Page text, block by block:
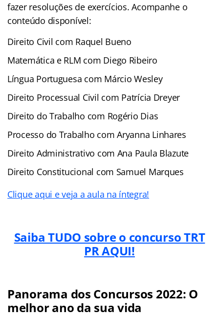
fazer resoluções de exercícios. Acompanhe o
conteúdo disponível:
Direito Civil com Raquel Bueno
Matemática e RLM com Diego Ribeiro
Língua Portuguesa com Márcio Wesley
Direito Processual Civil com Patrícia Dreyer
Direito do Trabalho com Rogério Dias
Processo do Trabalho com Aryanna Linhares
Direito Administrativo com Ana Paula Blazute
Direito Constitucional com Samuel Marques
Clique aqui e veja a aula na íntegra!
Saiba TUDO sobre o concurso TRT
PR AQUI!
Panorama dos Concursos 2022: O
melhor ano da sua vida